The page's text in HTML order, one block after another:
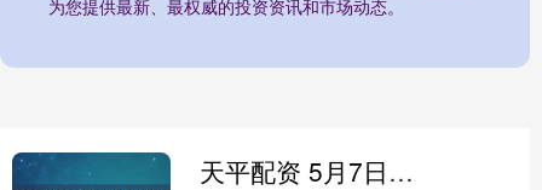
为您提供最新、最权威的投资资讯和市场动态。
天平配资 5月7日丁二烯胶期货收盘上涨1.34%，报11375元